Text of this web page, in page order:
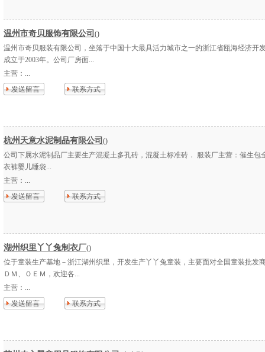
温州市奇贝服饰有限公司 ()
温州市奇贝服装有限公司，坐落于中国十大最具活力城市之一的浙江省瓯海经济开
成立于2003年。公司厂房面...
主营： ...
发送留言
联系方式
杭州天意水泥制品有限公司 ()
公司下属水泥制品厂主要生产混凝土多孔砖，混凝土标准砖． 服装厂主营：催生包
衣裤婴儿睡袋...
主营： ...
发送留言
联系方式
湖州织里丫丫兔制衣厂()
位于童装生产基地－浙江湖州织里，开发生产丫丫兔童装，主要面对全国童装批发
ＤＭ、ＯＥＭ，欢迎各...
主营： ...
发送留言
联系方式